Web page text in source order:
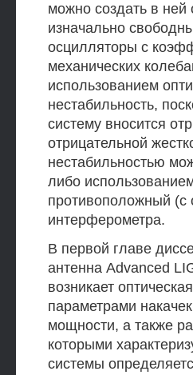
можно создать в ней
изначально
осцилляторы с
механических
использованием
нестабильность,
систему вносится
отрицательной
нестабильностью
либо
противоположный (с
интерферометра.
В первой главе
антенна Advanced
возникает
параметрами
мощности, а также
которыми
системы